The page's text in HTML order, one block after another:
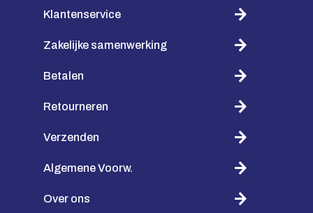
Klantenservice
Zakelijke samenwerking
Betalen
Retourneren
Verzenden
Algemene Voorw.
Over ons